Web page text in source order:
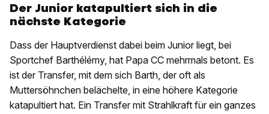
Der Junior katapultiert sich in die
nächste Kategorie
Dass der Hauptverdienst dabei beim Junior liegt, bei
Sportchef Barthélémy, hat Papa CC mehrmals betont. Es
ist der Transfer, mit dem sich Barth, der oft als
Muttersöhnchen belächelte, in eine höhere Kategorie
katapultiert hat. Ein Transfer mit Strahlkraft für ein ganzes